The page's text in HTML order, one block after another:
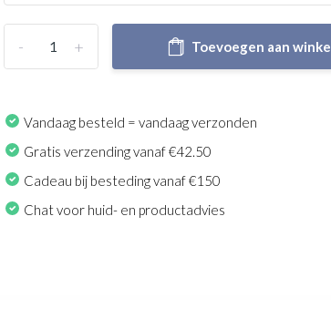
+
- Toevoegen aan
Vandaag besteld = vandaag verzonden
Gratis verzending vanaf €42.50
Cadeau bij besteding vanaf €150
Chat voor huid- en productadvies